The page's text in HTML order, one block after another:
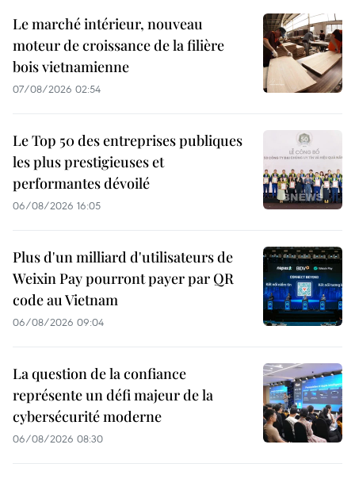
Le marché intérieur, nouveau
moteur de croissance de la filière
bois vietnamienne
07/08/2026 02:54
Le Top 50 des entreprises publiques
les plus prestigieuses et
performantes dévoilé
06/08/2026 16:05
Plus d'un milliard d'utilisateurs de
Weixin Pay pourront payer par QR
code au Vietnam
06/08/2026 09:04
La question de la confiance
représente un défi majeur de la
cybersécurité moderne
06/08/2026 08:30